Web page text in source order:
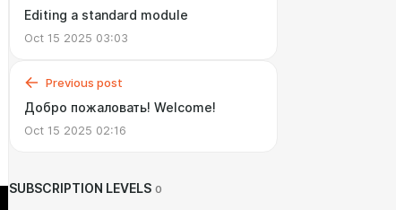
Editing a standard module
Oct 15 2025 03:03
Previous post
Добро пожаловать! Welcome!
Oct 15 2025 02:16
SUBSCRIPTION LEVELS 0